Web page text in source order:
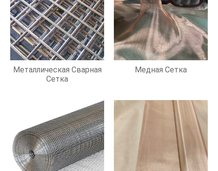
Металлическая Сварная
Сетка
Медная Сетка